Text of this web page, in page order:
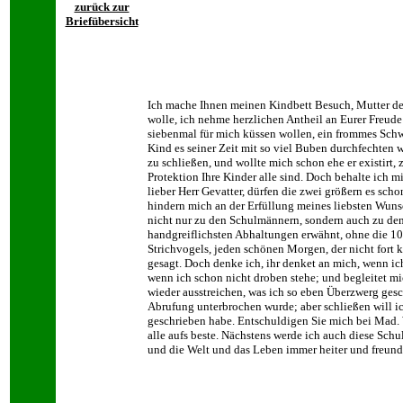
zurück zur
Briefübersicht
Ich mache Ihnen meinen Kindbett Besuch, Mutter
wolle, ich nehme herzlichen Antheil an Eurer
siebenmal für mich küssen wollen, ein frommes
Kind es seiner Zeit mit so viel Buben durchfechten
zu schließen, und wollte mich schon ehe er
Protektion Ihre Kinder alle sind. Doch behalte ich
lieber Herr Gevatter, dürfen die zwei größern es
hindern mich an der Erfüllung meines liebsten
nicht nur zu den Schulmännern, sondern auch zu
handgreiflichsten Abhaltungen erwähnt, ohne die
Strichvogels, jeden schönen Morgen, der nicht fort
gesagt. Doch denke ich, ihr denket an mich, wenn
wenn ich schon nicht droben stehe; und begleitet
wieder ausstreichen, was ich so eben Überzwerg
Abrufung unterbrochen wurde; aber schließen will
geschrieben habe. Entschuldigen Sie mich bei
alle aufs beste. Nächstens werde ich auch diese
und die Welt und das Leben immer heiter und